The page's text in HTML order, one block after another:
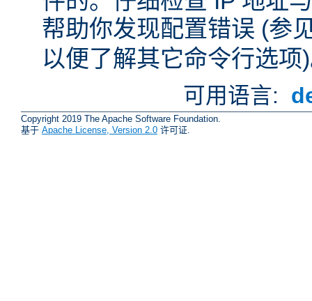
帮助你发现配置错误 (参
以便了解其它命令行选项
可用语言:
Copyright 2019 The Apache Software Foundation.
基于 Apache License, Version 2.0 许可证.